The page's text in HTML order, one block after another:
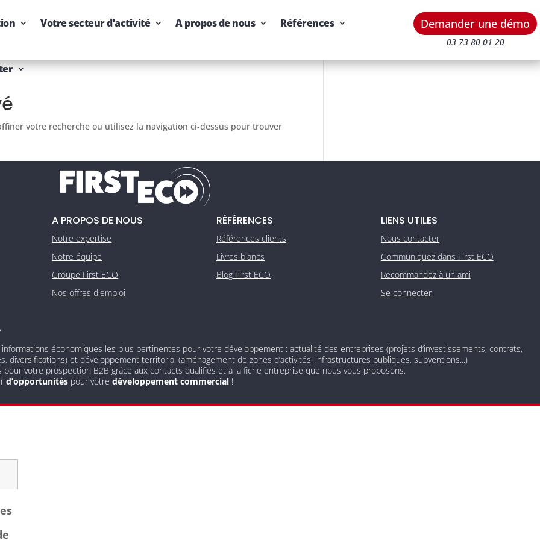
Votre secteur d’activité A propos de nous Références Demander une démo
03 73 80 01 20
votre recherche ou utilisez la navigation ci-dessus pour trouver
A PROPOS DE NOUS
Notre expertise
Notre équipe
Groupe First ECO
Nos offres d'emploi
RÉFÉRENCES
Références clients
Livres blancs
Blog First ECO
LIENS UTILES
Nous contacter
Communiquez dans First ECO
Recommandez à un ami
Se connecter
économiques les plus pertinentes pour votre développement : actualité des entreprises (projets d’investissements, contrats,
diversifications) et développement territorial (aménagement de zones d’activités, infrastructures publiques, subventions...)
votre prospection B2B grâce aux contacts qualifiés et à la fiche entreprise que nous vous proposons.
d’opportunités pour votre développement commercial !